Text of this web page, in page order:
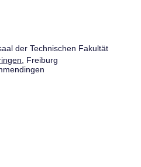
der Technischen Fakultät
, Freiburg